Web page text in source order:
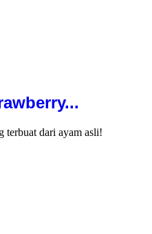
terbuat dari ayam asli!